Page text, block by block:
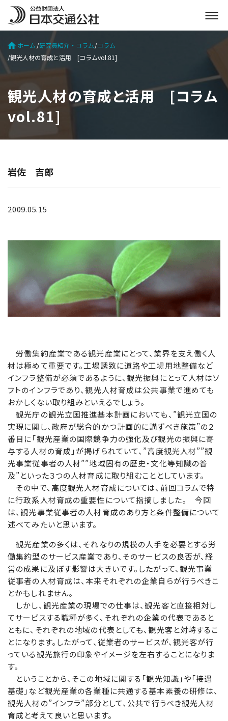
メ
ニ
開
く
ホーム 研究員紹介・コラム コラム
観光人材の育成と活用 [コラムvol.81]
観光人材の育成と活用 [コラム
vol.81]
岩佐 吉郎
2009.05.15
労働集約産業である観光産業にとって、業界を支え働く人
材は極めて重要です。工場誘致に道路や工場用地整備など
インフラ整備が必須であるように、観光振興にとって人材はソ
フトのインフラであり、観光人材育成は公共事業で進めても
おかしくない取り組みといえるでしょう。
観光庁の観光立国推進基本計画においても、”観光立国の
実現に関し、政府が総合的かつ計画的に講ずべき施策”の２
番目に「観光産業の国際競争力の強化及び観光の振興に寄
与する人材の育成」が掲げられていて、”高度観光人材””観
光事業従事者の人材””地域固有の歴史・文化等知識の普
及”といった３つの人材育成に取り組むこととしています。
その中で、高度観光人材育成については、前回コラムで特
に行政系人材育成の重要性について指摘しました。 今回
は、観光事業従事者の人材育成のあり方と条件整備について
述べてみたいと思います。
観光産業の多くは、それなりの規模の人手を必要とする労
働集約型のサービス産業であり、そのサービスの良否が、経
営の成果に及ぼす影響は大きいです。したがって、観光事業
従事者の人材育成は、本来それぞれの企業自らが行うべきこ
とかもしれません。
しかし、観光産業の現場での仕事は、観光客と直接相対し
てサービスする職種が多く、それぞれの企業の代表であると
ともに、それぞれの地域の代表としても、観光客と対峙するこ
とになります。したがって、従業者のサービスが、観光客が行
っている観光旅行の印象やイメージを左右することになりま
す。
ということから、そこの地域に関する「観光知識」や「接遇
基礎」など観光産業の各業種に共通する基本素養の研修は、
観光人材の”インフラ”部分として、公共で行うべき観光人材
育成と考えて良いと思います。